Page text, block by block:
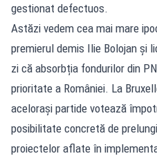
gestionat defectuos.
Astăzi vedem cea mai mare
premierul demis Ilie Bolojan și
zi că absorbția fondurilor din
prioritate a României. La
acelorași partide votează
posibilitate concretă de
proiectelor aflate în